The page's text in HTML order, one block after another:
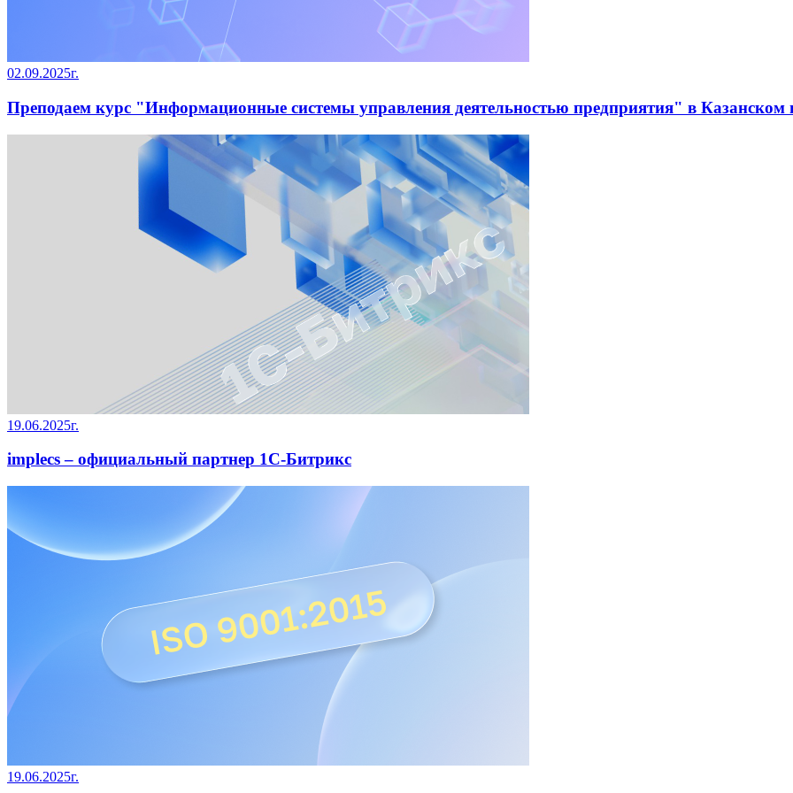
02.09.2025г.
Преподаем курс "Информационные системы управления деятельностью предприятия" в
19.06.2025г.
implecs – официальный партнер 1С-Битрикс
19.06.2025г.